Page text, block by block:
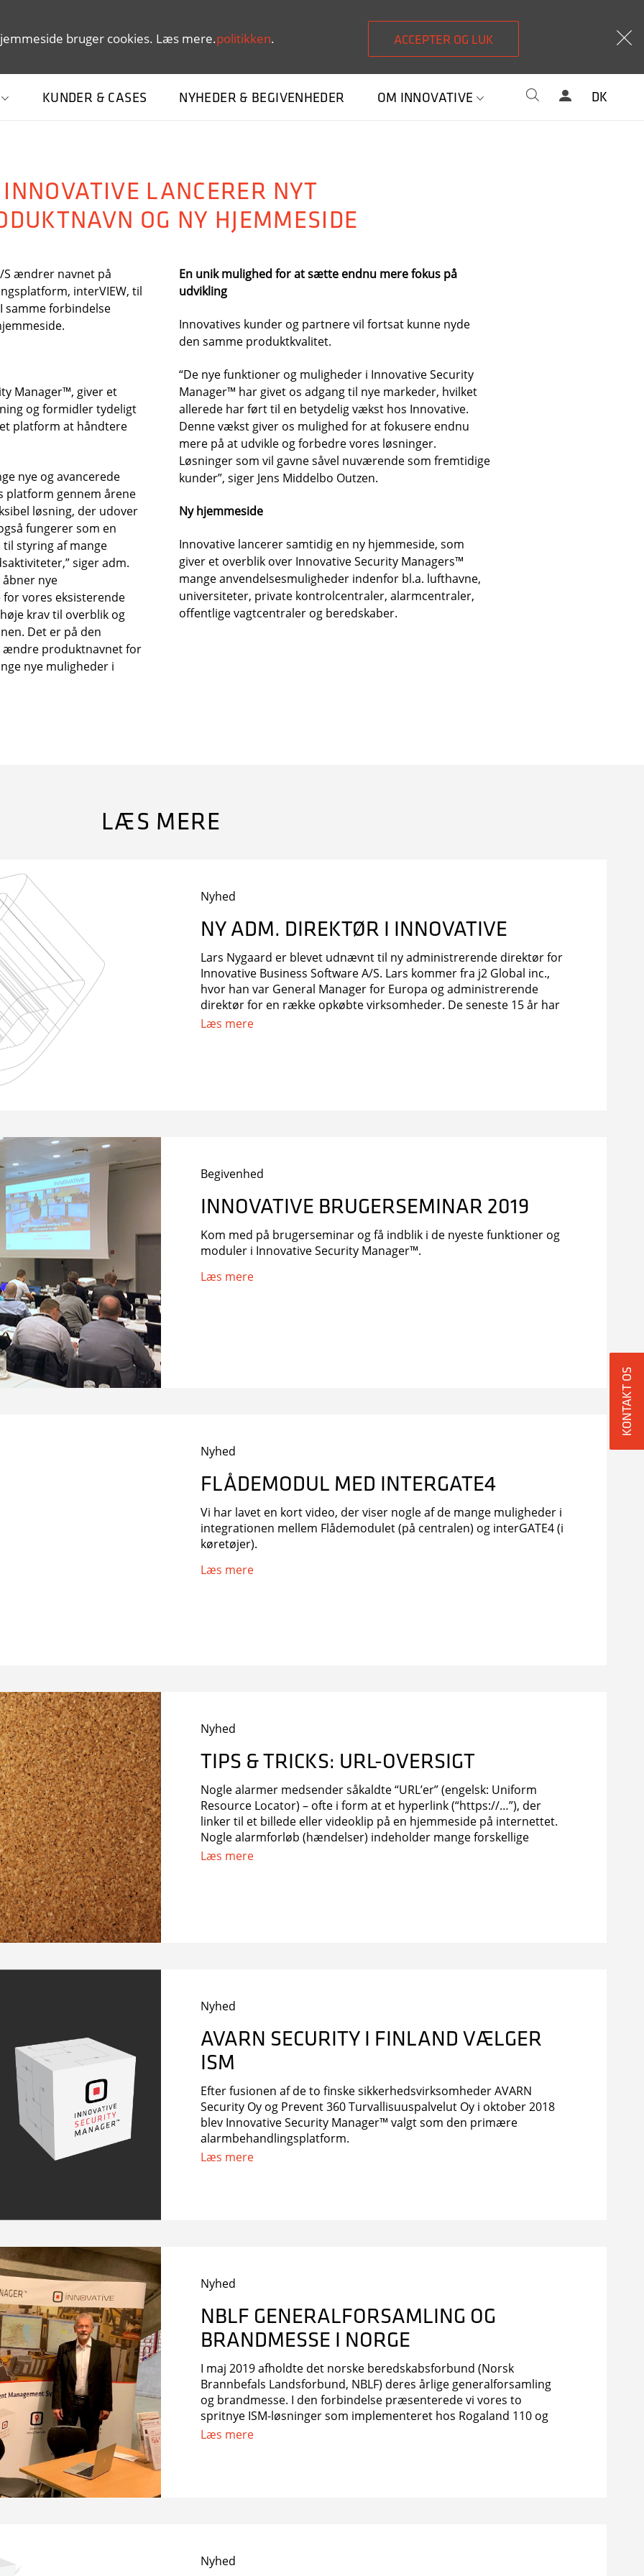
bruger cookies. Læs mere.politikken. ACCEPTER OG LUK
VIDEN OM SIKKERHED I DIN INDBAKKE
OM SIKKERHED I DIN INDBAKKE
KUNDER & CASES NYHEDER & BEGIVENHEDER OM INNOVATIVE DK
INNOVATIVE LANCERER NYT
OG NY HJEMMESIDE
S ændrer navnet på
interVIEW, til
samme forbindelse
Manager™, giver et
og formidler tydeligt
platform at håndtere
nye og avancerede
platform gennem årene
løsning, der udover
fungerer som en
styring af mange
siger adm.
åbner nye
vores eksisterende
krav til overblik og
Det er på den
ændre produktnavnet for
nye muligheder i
En unik mulighed for at sætte endnu mere fokus på
udvikling
Innovatives kunder og partnere vil fortsat kunne nyde
den samme produktkvalitet.
“De nye funktioner og muligheder i Innovative Security
Manager™ har givet os adgang til nye markeder, hvilket
allerede har ført til en betydelig vækst hos Innovative.
Denne vækst giver os mulighed for at fokusere endnu
mere på at udvikle og forbedre vores løsninger.
Løsninger som vil gavne såvel nuværende som fremtidige
kunder”, siger Jens Middelbo Outzen.
Ny hjemmeside
Innovative lancerer samtidig en ny hjemmeside, som
giver et overblik over Innovative Security Managers™
mange anvendelsesmuligheder indenfor bl.a. lufthavne,
universiteter, private kontrolcentraler, alarmcentraler,
offentlige vagtcentraler og beredskaber.
LÆS MERE
Nyhed
NY ADM. DIREKTØR I INNOVATIVE
Lars Nygaard er blevet udnævnt til ny administrerende direktør for
Innovative Business Software A/S. Lars kommer fra j2 Global inc.,
hvor han var General Manager for Europa og administrerende
direktør for en række opkøbte virksomheder. De seneste 15 år har
Lars haft forskellige lederstillinger bl.a. hos Microsoft.
Læs mere
Begivenhed
INNOVATIVE BRUGERSEMINAR 2019
Kom med på brugerseminar og få indblik i de nyeste funktioner og
moduler i Innovative Security Manager™.
Læs mere
Nyhed
FLÅDEMODUL MED INTERGATE4
Vi har lavet en kort video, der viser nogle af de mange muligheder i
integrationen mellem Flådemodulet (på centralen) og interGATE4 (i
køretøjer).
Læs mere
Nyhed
TIPS & TRICKS: URL-OVERSIGT
Nogle alarmer medsender såkaldte “URL’er” (engelsk: Uniform
Resource Locator) – ofte i form at et hyperlink (“https://…”), der
linker til et billede eller videoklip på en hjemmeside på internettet.
Nogle alarmforløb (hændelser) indeholder mange forskellige
logninger (fx indkommende logninger med URL’er, ISM
Læs mere
Nyhed
AVARN SECURITY I FINLAND VÆLGER
ISM
Efter fusionen af de to finske sikkerhedsvirksomheder AVARN
Security Oy og Prevent 360 Turvallisuuspalvelut Oy i oktober 2018
blev Innovative Security Manager™ valgt som den primære
alarmbehandlingsplatform.
Læs mere
Nyhed
NBLF GENERALFORSAMLING OG
BRANDMESSE I NORGE
I maj 2019 afholdte det norske beredskabsforbund (Norsk
Brannbefals Landsforbund, NBLF) deres årlige generalforsamling
og brandmesse. I den forbindelse præsenterede vi vores to
spritnye ISM-løsninger som implementeret hos Rogaland 110 og
Finnmark
Læs mere
Nyhed
KONTAKT OS